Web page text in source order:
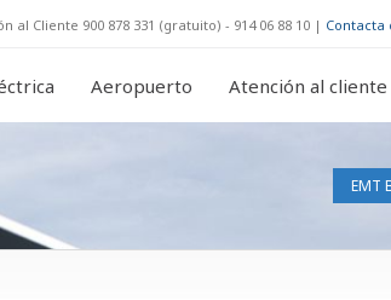
al Cliente 900 878 331 (gratuito) - 914 06 88 10 | Contacta
Aeropuerto Atención al cliente
EMT